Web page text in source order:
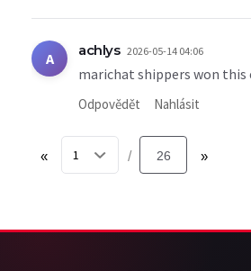
A achlys 2026-05-14 04:06
marichat shippers won this
Odpovědět Nahlásit
« / 26 »